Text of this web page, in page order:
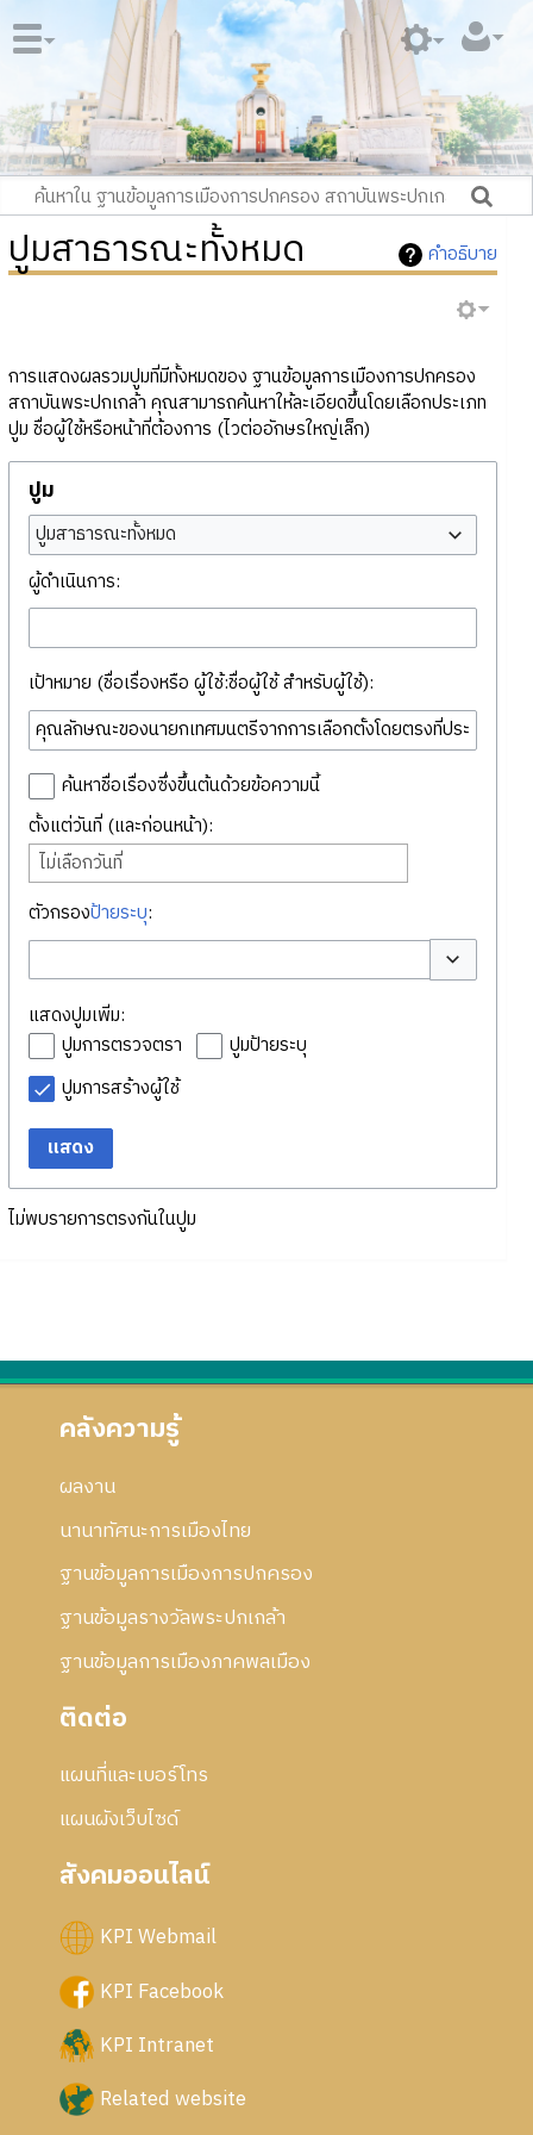
คำอธิบาย
ปูมสาธารณะทั้งหมด
การแสดงผลรวมปูมที่มีทั้งหมดของ ฐานข้อมูลการเมืองการปกครอง
สถาบันพระปกเกล้า คุณสามารถค้นหาให้ละเอียดขึ้นโดยเลือกประเภท
ปูม ชื่อผู้ใช้หรือหน้าที่ต้องการ (ไวต่ออักษรใหญ่เล็ก)
ปูม
ปูมสาธารณะทั้งหมด
ผู้ดำเนินการ:
เป้าหมาย (ชื่อเรื่องหรือ ผู้ใช้:ชื่อผู้ใช้ สำหรับผู้ใช้):
ค้นหาชื่อเรื่องซึ่งขึ้นต้นด้วยข้อความนี้
ตั้งแต่วันที่ (และก่อนหน้า):
ไม่เลือกวันที่
ตัวกรองป้ายระบุ:
สลับตัวเลือก
แสดงปูมเพิ่ม:
ปูมการตรวจตรา
ปูมป้ายระบุ
ปูมการสร้างผู้ใช้
แสดง
ไม่พบรายการตรงกันในปูม
คลังความรู้
ผลงาน
นานาทัศนะการเมืองไทย
ฐานข้อมูลการเมืองการปกครอง
ฐานข้อมูลรางวัลพระปกเกล้า
ฐานข้อมูลการเมืองภาคพลเมือง
ติดต่อ
แผนที่และเบอร์โทร
แผนผังเว็บไซด์
สังคมออนไลน์
KPI Webmail
KPI Facebook
KPI Intranet
Related website